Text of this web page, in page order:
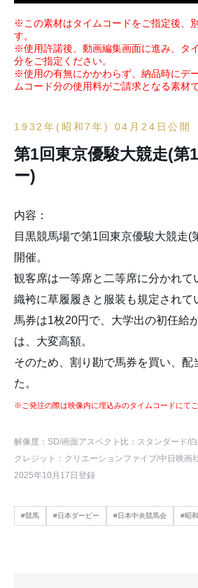
※この素材はタイムコードをご指定後、
す。
※使用許諾後、動画編集画面に進み、タ
分をご指定ください。
※使用の有無にかかわらず、納品時にデ
ムコード分の使用料がご請求となる素材で
1932年(昭和7年) 04月24日公開
第1回東京優駿大競走(第
ー)
内容：
目黒競馬場で第1回東京優駿大競走(
開催。
観客席は一等席と二等席に分かれて
織袴に草履履きと服装も規定されて
馬券は1枚20円で、大学出の初任給
は、大変高額。
そのため、割り勘で馬券を買い、配
た。
※ご発注の際は映像内に埋込みのタイムコードにてご
解像度：SD/画面アスペクト比：スタンダード/
クレジット：クリエーションファイブ/中日映画
2025年10月17日登録
#競馬 #日本ダービー #日本中央競馬会 #昭